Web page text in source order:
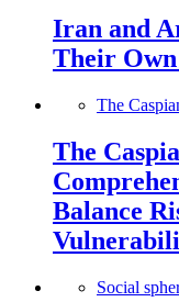
Iran and
Their
The
The
Balance
Social